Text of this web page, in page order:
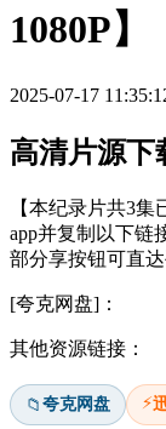
1080P】
2025-07-17
高清片源下
【本纪录片共3
app并复制以下链
部分享按钮可直达
[夸克网盘]：
其他资源链接：
📁夸克网盘 ⚡